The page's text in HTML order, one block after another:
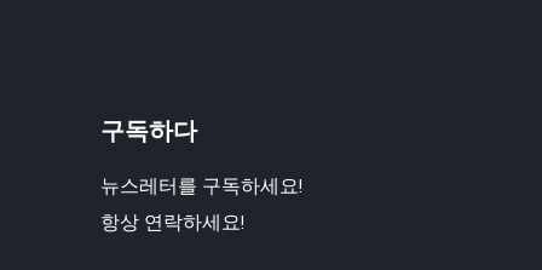
구독하다
뉴스레터를 구독하세요!
항상 연락하세요!